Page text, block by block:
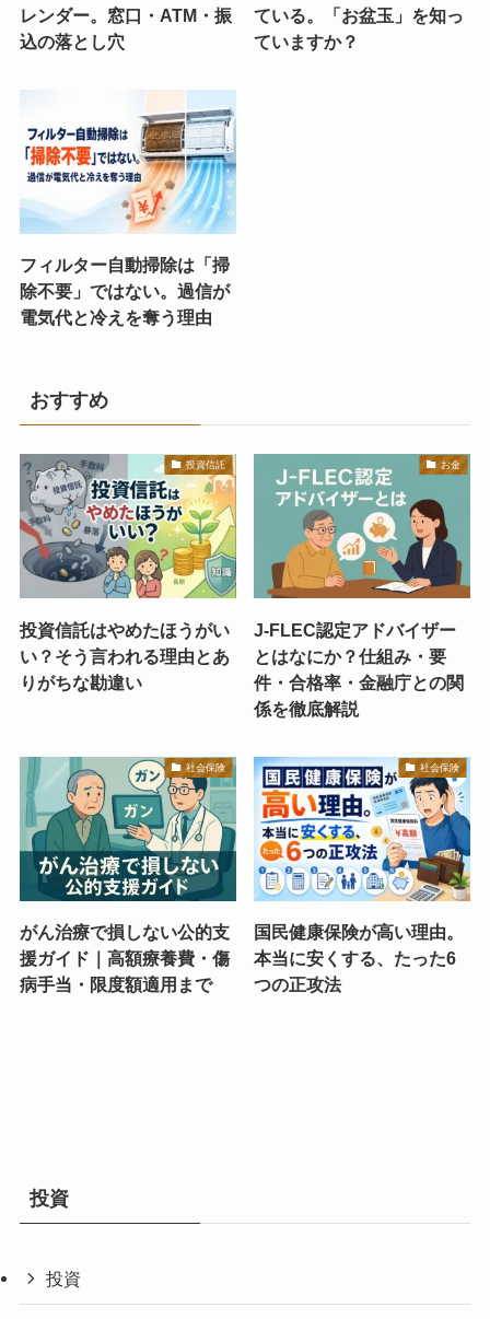
レンダー。窓口・ATM・振
込の落とし穴
ている。「お盆玉」を知っ
ていますか？
フィルター自動掃除は「掃
除不要」ではない。過信が
電気代と冷えを奪う理由
おすすめ
投資信託
投資信託はやめたほうがい
い？そう言われる理由とあ
りがちな勘違い
お金
J-FLEC認定アドバイザー
とはなにか？仕組み・要
件・合格率・金融庁との関
係を徹底解説
社会保険
がん治療で損しない公的支
援ガイド｜高額療養費・傷
病手当・限度額適用まで
社会保険
国民健康保険が高い理由。
本当に安くする、たった6
つの正攻法
投資
投資